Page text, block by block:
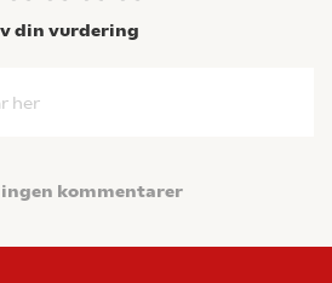
din vurdering
her
ingen kommentarer